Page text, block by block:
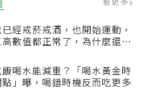
看更多
已經戒菸戒酒，也開始運動，
高數值都正常了，為什麼還不
飯喝水能減重？「喝水黃金時
點」曝，喝錯時機反而吃更多